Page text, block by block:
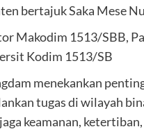
bertajuk Saka Mese
Makodim 1513/SBB,
Kodim 1513/SB
menekankan
tugas di wilayah
keamanan,